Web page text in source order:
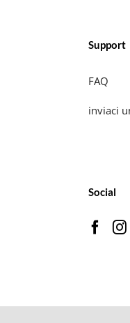
Support
FAQ
inviaci
Social